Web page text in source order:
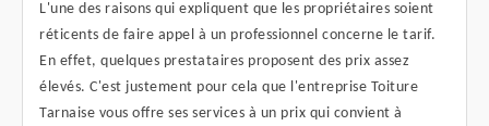
L'une des raisons qui expliquent que les propriétaires soient
réticents de faire appel à un professionnel concerne le tarif.
En effet, quelques prestataires proposent des prix assez
élevés. C'est justement pour cela que l'entreprise Toiture
Tarnaise vous offre ses services à un prix qui convient à